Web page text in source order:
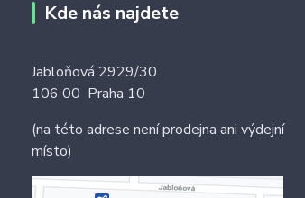
Kde nás najdete
Jabloňová 2929/30
106 00 Praha 10
(na této adrese není prodejna ani výdejní
místo)